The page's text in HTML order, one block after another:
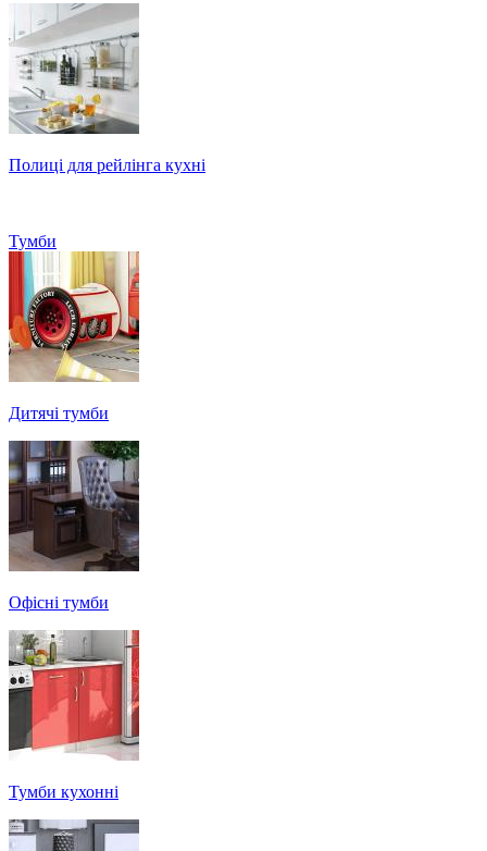
Полиці для рейлінга кухні
Тумби
Дитячі тумби
Офісні тумби
Тумби кухонні